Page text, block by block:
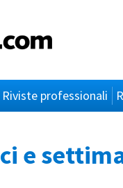
Riviste professionali
e